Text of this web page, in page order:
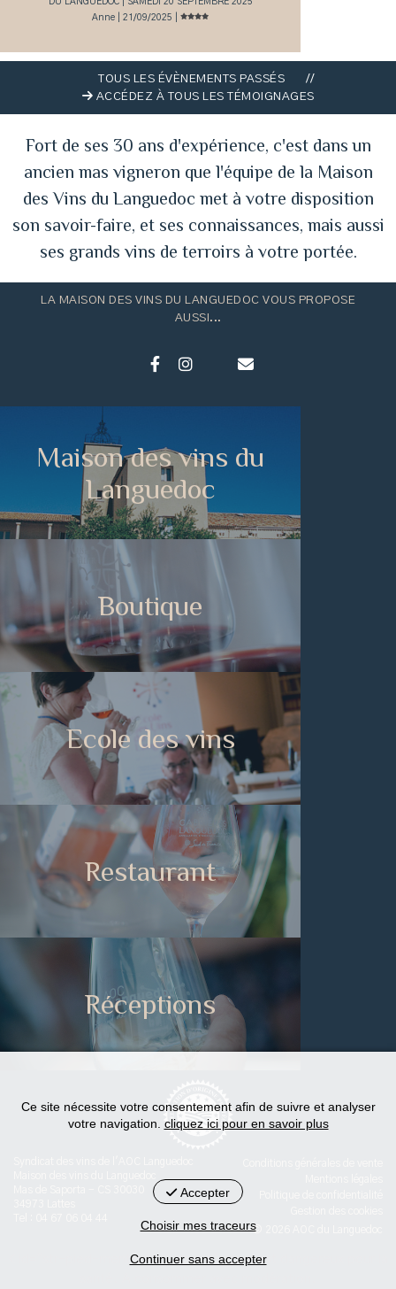
DU LANGUEDOC | SAMEDI 20 SEPTEMBRE 2025
Anne | 21/09/2025 |
TOUS LES ÉVÈNEMENTS PASSÉS
//
ACCÉDEZ À TOUS LES TÉMOIGNAGES
Fort de ses 30 ans d'expérience, c'est dans un
ancien mas vigneron que l'équipe de la Maison
des Vins du Languedoc met à votre disposition
son savoir-faire, et ses connaissances, mais aussi
ses grands vins de terroirs à votre portée.
LA MAISON DES VINS DU LANGUEDOC VOUS PROPOSE
AUSSI...
Maison des vins du
Languedoc
Boutique
Ecole des vins
Restaurant
Réceptions
© 2026 AOC du Languedoc
< id="str-pied-mention">L'abus d’alcool est dangereux pour la
Ce site nécessite votre consentement afin de suivre et analyser
votre navigation. cliquez ici pour en savoir plus
Accepter
Choisir mes traceurs
Continuer sans accepter